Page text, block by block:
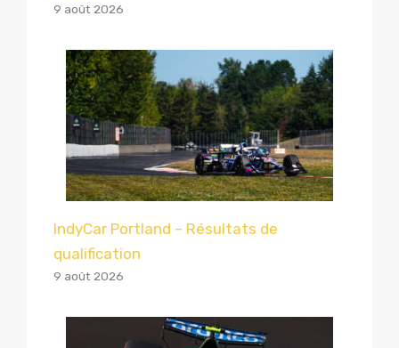
9 août 2026
IndyCar Portland – Résultats de
qualification
9 août 2026